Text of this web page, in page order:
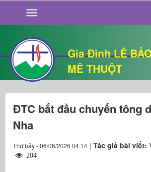
Gia Đình LÊ
MÊ THUỘT
GIỚI THIỆU
TIN TỨC
SỐNG ĐẠO
CHUYỆN NHÀ
QUÁN VĂN
THƯ GIÃN
ĐTC bắt đầu chuyến tông
Nha
Thứ bảy - 06/06/2026 04:14 | Tác giả bài viết:
204